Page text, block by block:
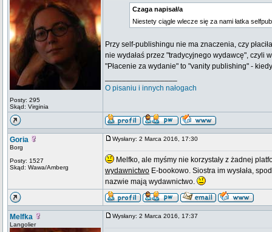
Posty: 295
Skąd: Virginia
Czaga napisał/a
Niestety ciągle wlecze się za nami łatka
Przy self-publishingu nie ma znaczenia, czy
nie wydałaś przez "tradycyjnego wydawcę", czyli
"Płacenie za wydanie" to "vanity publishing" -
O pisaniu i innych nałogach
Goria
Borg
Posty: 1527
Skąd: Wawa/Amberg
Wysłany: 2 Marca 2016, 17:30
Melfko, ale myśmy nie korzystały z żadnej
wydawnictwo E-bookowo. Siostra im wysłała,
nazwie mają wydawnictwo.
Melfka
Langolier
Wysłany: 2 Marca 2016, 17:37